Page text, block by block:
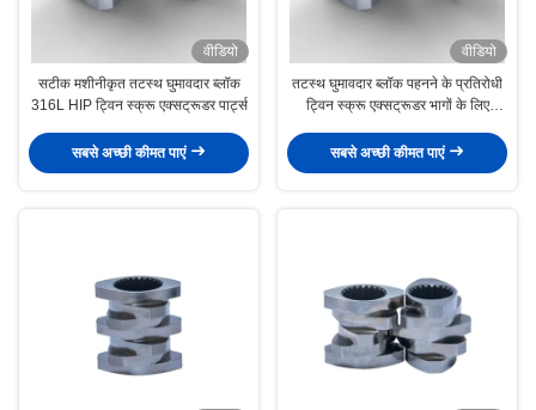
वीडियो
सटीक मशीनीकृत तटस्थ घुमावदार ब्लॉक
316L HIP ट्विन स्क्रू एक्सट्रूडर पार्ट्स
सबसे अच्छी कीमत पाएं
वीडियो
तटस्थ घुमावदार ब्लॉक पहनने के प्रतिरोधी
ट्विन स्क्रू एक्सट्रूडर भागों के लिए
सबसे अच्छी कीमत पाएं